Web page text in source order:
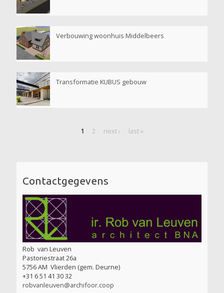
Verbouwing woonhuis Middelbeers
Transformatie KUBUS gebouw
1 2 next › last »
Contactgegevens
Rob van Leuven
Pastoriestraat 26a
5756 AM Vlierden (gem. Deurne)
+31 6 51 41 30 32
robvanleuven@archifoor.coop